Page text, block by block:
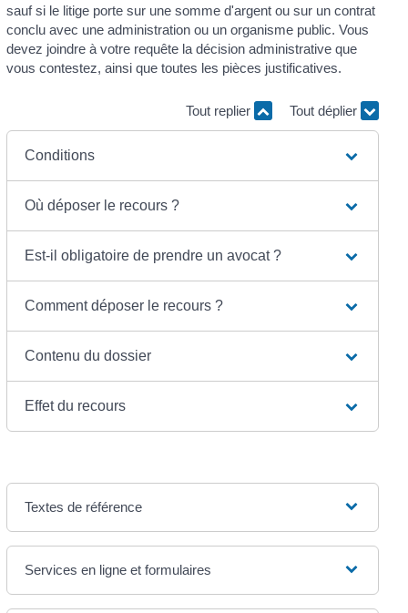
sauf si le litige porte sur une somme d'argent ou sur un contrat
conclu avec une administration ou un organisme public. Vous
devez joindre à votre requête la décision administrative que
vous contestez, ainsi que toutes les pièces justificatives.
Tout replier Tout déplier
Conditions
Où déposer le recours ?
Est-il obligatoire de prendre un avocat ?
Comment déposer le recours ?
Contenu du dossier
Effet du recours
Textes de référence
Services en ligne et formulaires